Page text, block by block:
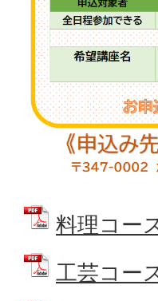
料理コー
工芸コー